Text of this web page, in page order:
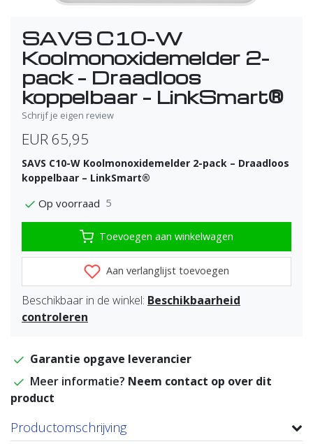
SAVS C10-W
Koolmonoxidemelder 2-
pack – Draadloos
koppelbaar – LinkSmart®
Schrijf je eigen review
EUR 65,95
SAVS C10-W Koolmonoxidemelder 2-pack – Draadloos
koppelbaar – LinkSmart®
Op voorraad 5
Toevoegen aan winkelwagen
Aan verlanglijst toevoegen
Beschikbaar in de winkel: Beschikbaarheid
controleren
Garantie opgave leverancier
Meer informatie? Neem contact op over dit
product
Productomschrijving